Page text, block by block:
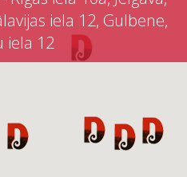
iela 12, Gulbene,
iela 12